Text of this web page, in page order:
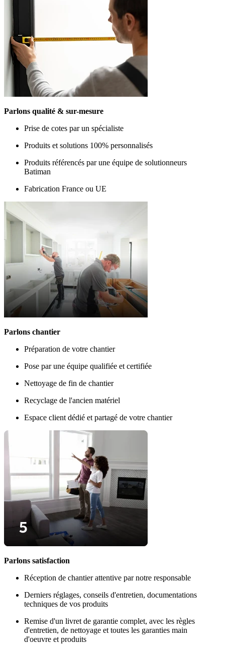
Parlons qualité & sur-mesure
Prise de cotes par un spécialiste
Produits et solutions 100% personnalisés
Produits référencés par une équipe de solutionneurs
Batiman
Fabrication France ou UE
Parlons chantier
Préparation de votre chantier
Pose par une équipe qualifiée et certifiée
Nettoyage de fin de chantier
Recyclage de l'ancien matériel
Espace client dédié et partagé de votre chantier
Parlons satisfaction
Réception de chantier attentive par notre responsable
Derniers réglages, conseils d'entretien, documentations
techniques de vos produits
Remise d'un livret de garantie complet, avec les règles
d'entretien, de nettoyage et toutes les garanties main
d'oeuvre et produits